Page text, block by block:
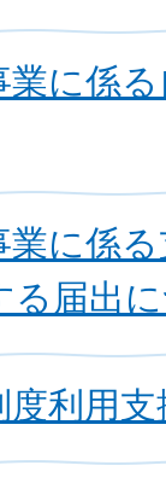
に係
業に係
る届出
度利用